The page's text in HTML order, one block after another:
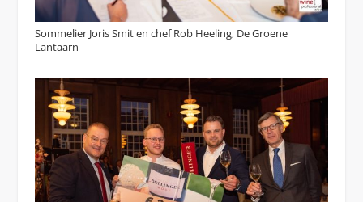
Sommelier Joris Smit en chef Rob Heeling, De Groene
Lantaarn